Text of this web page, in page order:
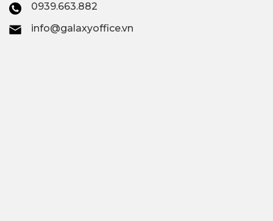
0939.663.882
info@galaxyoffice.vn